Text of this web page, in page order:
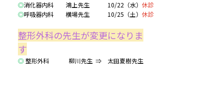
◎消化器内科 鴻上先生 10/22（水） 休診
◎呼吸器内科 横場先生 10/25（土） 休診
整形外科の先生が変更になりま
す
◎整形外科 柳川先生 ⇒ 太田夏樹先生